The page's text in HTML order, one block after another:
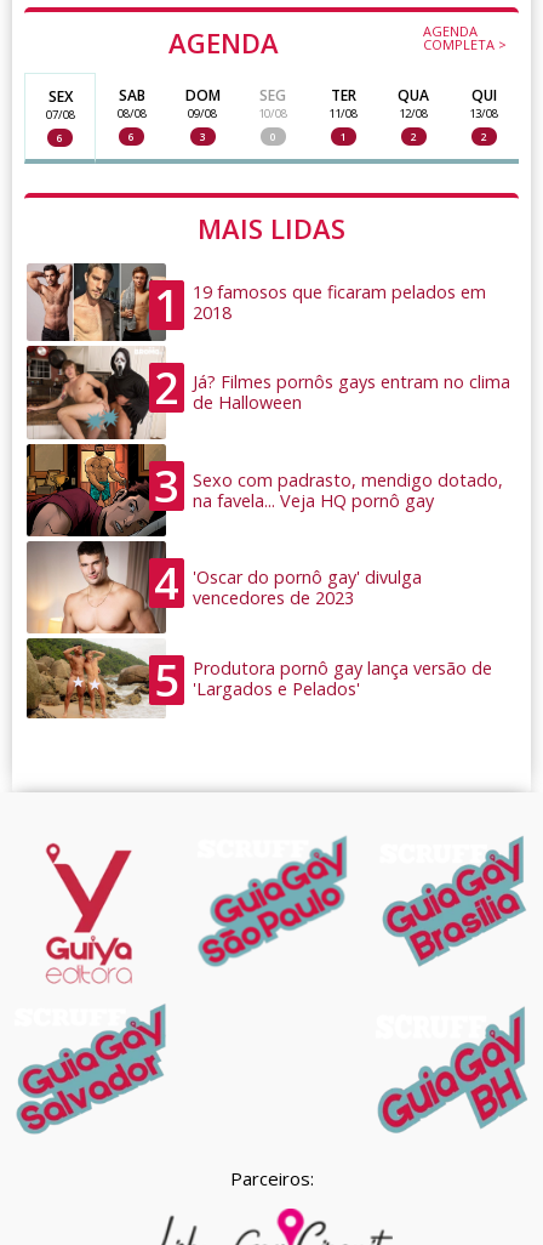
AGENDA AGENDA
COMPLETA >
SEX
07/08
6
SAB
08/08
6
DOM
09/08
3
SEG
10/08
0
TER
11/08
1
QUA
12/08
2
QUI
13/08
2
MAIS LIDAS
1
19 famosos que ficaram pelados em
2018
2
Já? Filmes pornôs gays entram no clima
de Halloween
3
Sexo com padrasto, mendigo dotado,
na favela... Veja HQ pornô gay
4
'Oscar do pornô gay' divulga
vencedores de 2023
5
Produtora pornô gay lança versão de
'Largados e Pelados'
Parceiros: